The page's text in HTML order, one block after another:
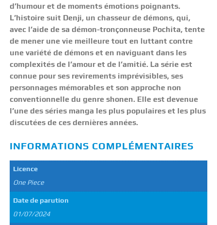
d’humour et de moments émotions poignants.
L’histoire suit Denji, un chasseur de démons, qui,
avec l’aide de sa démon-tronçonneuse Pochita, tente
de mener une vie meilleure tout en luttant contre
une variété de démons et en naviguant dans les
complexités de l’amour et de l’amitié. La série est
connue pour ses revirements imprévisibles, ses
personnages mémorables et son approche non
conventionnelle du genre shonen. Elle est devenue
l’une des séries manga les plus populaires et les plus
discutées de ces dernières années.
INFORMATIONS COMPLÉMENTAIRES
Licence
One Piece
Date de parution
01/07/2024